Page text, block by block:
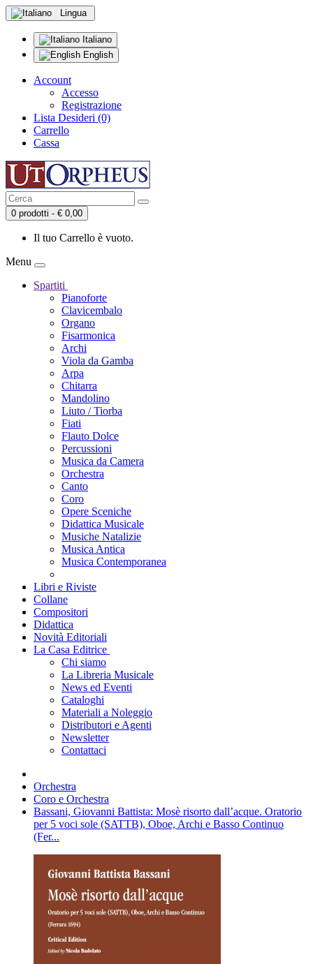
Lingua
Italiano
English
Account
Accesso
Registrazione
Lista Desideri (0)
Carrello
Cassa
0 prodotti - € 0,00
Il tuo Carrello è vuoto.
Menu
Spartiti
Pianoforte
Clavicembalo
Organo
Fisarmonica
Archi
Viola da Gamba
Arpa
Chitarra
Mandolino
Liuto / Tiorba
Fiati
Flauto Dolce
Percussioni
Musica da Camera
Orchestra
Canto
Coro
Opere Sceniche
Didattica Musicale
Musiche Natalizie
Musica Antica
Musica Contemporanea
Libri e Riviste
Collane
Compositori
Didattica
Novità Editoriali
La Casa Editrice
Chi siamo
La Libreria Musicale
News ed Eventi
Cataloghi
Materiali a Noleggio
Distributori e Agenti
Newsletter
Contattaci
Orchestra
Coro e Orchestra
Bassani, Giovanni Battista: Mosè risorto dall’acque. Oratorio
per 5 voci sole (SATTB), Oboe, Archi e Basso Continuo
(Fer...